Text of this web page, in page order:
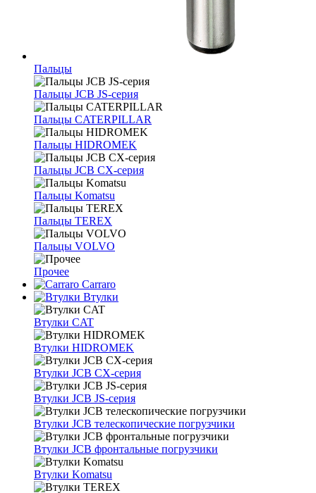
Пальцы
Пальцы JCB JS-серия
Пальцы CATERPILLAR
Пальцы HIDROMEK
Пальцы JCB CX-серия
Пальцы Komatsu
Пальцы TEREX
Пальцы VOLVO
Прочее
Carraro
Втулки
Втулки CAT
Втулки HIDROMEK
Втулки JCB CX-серия
Втулки JCB JS-серия
Втулки JCB телескопические погрузчики
Втулки JCB фронтальные погрузчики
Втулки Komatsu